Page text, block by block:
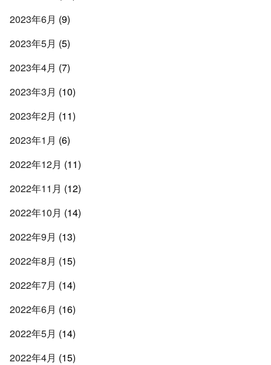
2023年6月 (9)
2023年5月 (5)
2023年4月 (7)
2023年3月 (10)
2023年2月 (11)
2023年1月 (6)
2022年12月 (11)
2022年11月 (12)
2022年10月 (14)
2022年9月 (13)
2022年8月 (15)
2022年7月 (14)
2022年6月 (16)
2022年5月 (14)
2022年4月 (15)